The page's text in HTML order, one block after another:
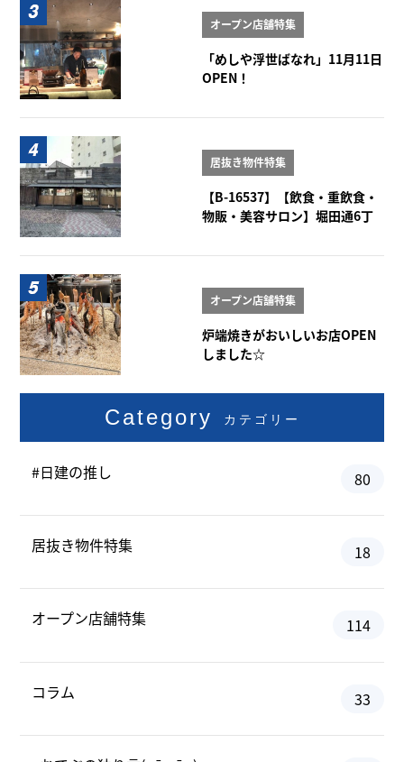
オープン店舗特集
「めしや浮世ばなれ」11月11日
OPEN！
居抜き物件特集
【B-16537】【飲食・重飲食・
物販・美容サロン】堀田通6丁
オープン店舗特集
炉端焼きがおいしいお店OPEN
しました☆
Category カテゴリー
#日建の推し 80
居抜き物件特集 18
オープン店舗特集 114
コラム 33